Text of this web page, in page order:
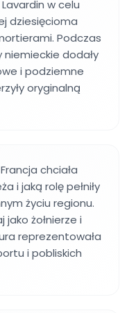
w celu
dziesięcioma
Podczas
niemieckie dodały
i podziemne
oryginalną
chciała
i jaką rolę pełniły
życiu regionu.
żołnierze i
reprezentowała
i pobliskich